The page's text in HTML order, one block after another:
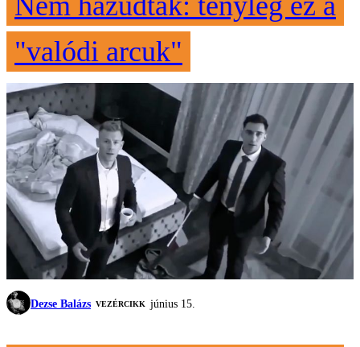
"valódi arcuk"
Dezse Balázs VEZÉRCIKK június 15.